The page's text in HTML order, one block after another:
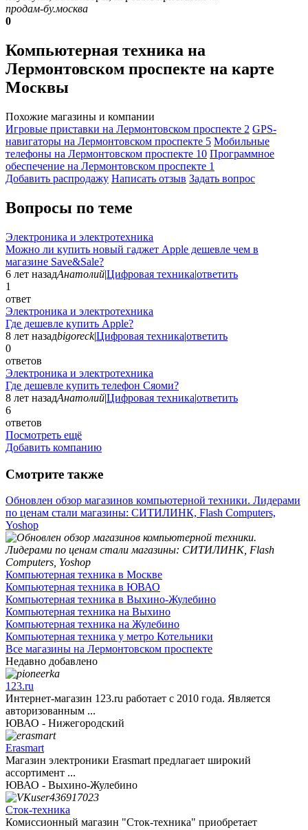
продам-бу.москва
0
Компьютерная техника на
Лермонтовском проспекте на карте
Москвы
Похожие магазины и компании
Игровые приставки на Лермонтовском проспекте 2 GPS-
навигаторы на Лермонтовском проспекте 5 Мобильные
телефоны на Лермонтовском проспекте 10 Программное
обеспечение на Лермонтовском проспекте 1
Добавить раcпродажу Написать отзыв Задать вопрос
Вопросы по теме
Электроника и электротехника
Можно ли купить новый гаджет Apple дешевле чем в
магазине Save&Sale?
6 лет назадАнатолий|Цифровая техника|ответить
1
ответ
Электроника и электротехника
Где дешевле купить Apple?
8 лет назадbigoreck|Цифровая техника|ответить
0
ответов
Электроника и электротехника
Где дешевле купить телефон Сяоми?
8 лет назадАнатолий|Цифровая техника|ответить
6
ответов
Посмотреть ещё
Добавить компанию
Смотрите также
Обновлен обзор магазинов компьютерной техники. Лидерами
по ценам стали магазины: СИТИЛИНК, Flash Computers,
Yoshop
Компьютерная техника в Москве
Компьютерная техника в ЮВАО
Компьютерная техника в Выхино-Жулебино
Компьютерная техника на Выхино
Компьютерная техника на Жулебино
Компьютерная техника у метро Котельники
Все магазины на Лермонтовском проспекте
Недавно добавлено
123.ru
Интернет-магазин 123.ru работает с 2010 года. Является
авторизованным ...
ЮВАО - Нижегородский
Erasmart
Магазин электроники Erasmart предлагает широкий
ассортимент ...
ЮВАО - Выхино-Жулебино
Сток-техника
Комиссионный магазин "Сток-техника" приобретает